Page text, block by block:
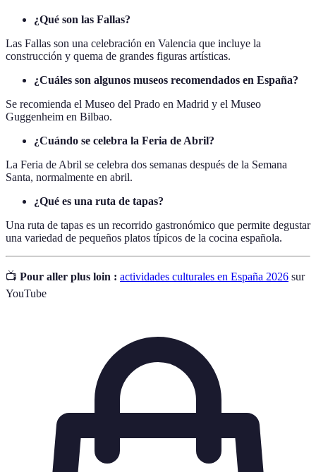
¿Qué son las Fallas?
Las Fallas son una celebración en Valencia que incluye la
construcción y quema de grandes figuras artísticas.
¿Cuáles son algunos museos recomendados en España?
Se recomienda el Museo del Prado en Madrid y el Museo
Guggenheim en Bilbao.
¿Cuándo se celebra la Feria de Abril?
La Feria de Abril se celebra dos semanas después de la Semana
Santa, normalmente en abril.
¿Qué es una ruta de tapas?
Una ruta de tapas es un recorrido gastronómico que permite degustar
una variedad de pequeños platos típicos de la cocina española.
📺 Pour aller plus loin : actividades culturales en España 2026 sur
YouTube